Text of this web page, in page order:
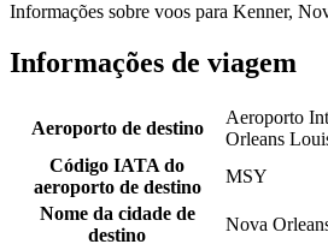
Informações sobre voos para Kenner,
Informações de viagem
Aeroporto de destino
Aeroporto
Orleans
Código IATA do
aeroporto de destino
MSY
Nome da cidade de
destino
Nova